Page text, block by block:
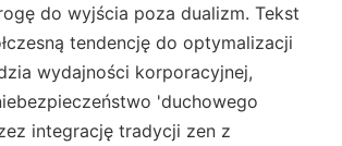
do wyjścia poza dualizm. Tekst
tendencję do optymalizacji
wydajności korporacyjnej,
'duchowego
integrację tradycji zen z